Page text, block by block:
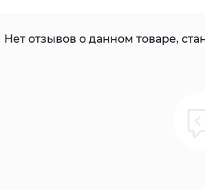
Нет отзывов о данном товаре,